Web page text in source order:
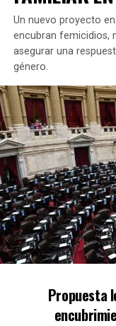
TEMAS RELACIONADOS:
UXP
PRÓXIMO ARTÍCULO
KICILLOF
ASESINADA EN
NO TE PIERDAS
GRINDETTI HARÁ
CONURBANO»
Un nuevo proyecto
encubran femicidios,
asegurar una
género.
Propuesta